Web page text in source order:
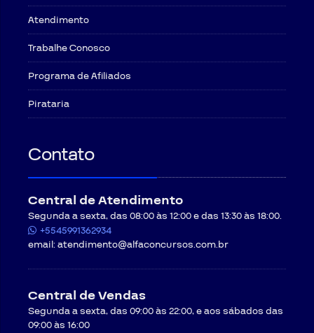
Atendimento
Trabalhe Conosco
Programa de Afiliados
Pirataria
Contato
Central de Atendimento
Segunda a sexta, das 08:00 às 12:00 e das 13:30 às 18:00.
+5545991362934
email:atendimento@alfaconcursos.com.br
Central de Vendas
Segunda a sexta, das 09:00 às 22:00, e aos sábados das
09:00 às 16:00